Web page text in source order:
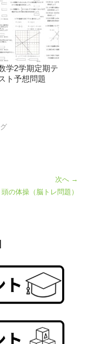
学2学期定期テ
ト予想問題
次へ →
頭の体操（脳トレ問題）